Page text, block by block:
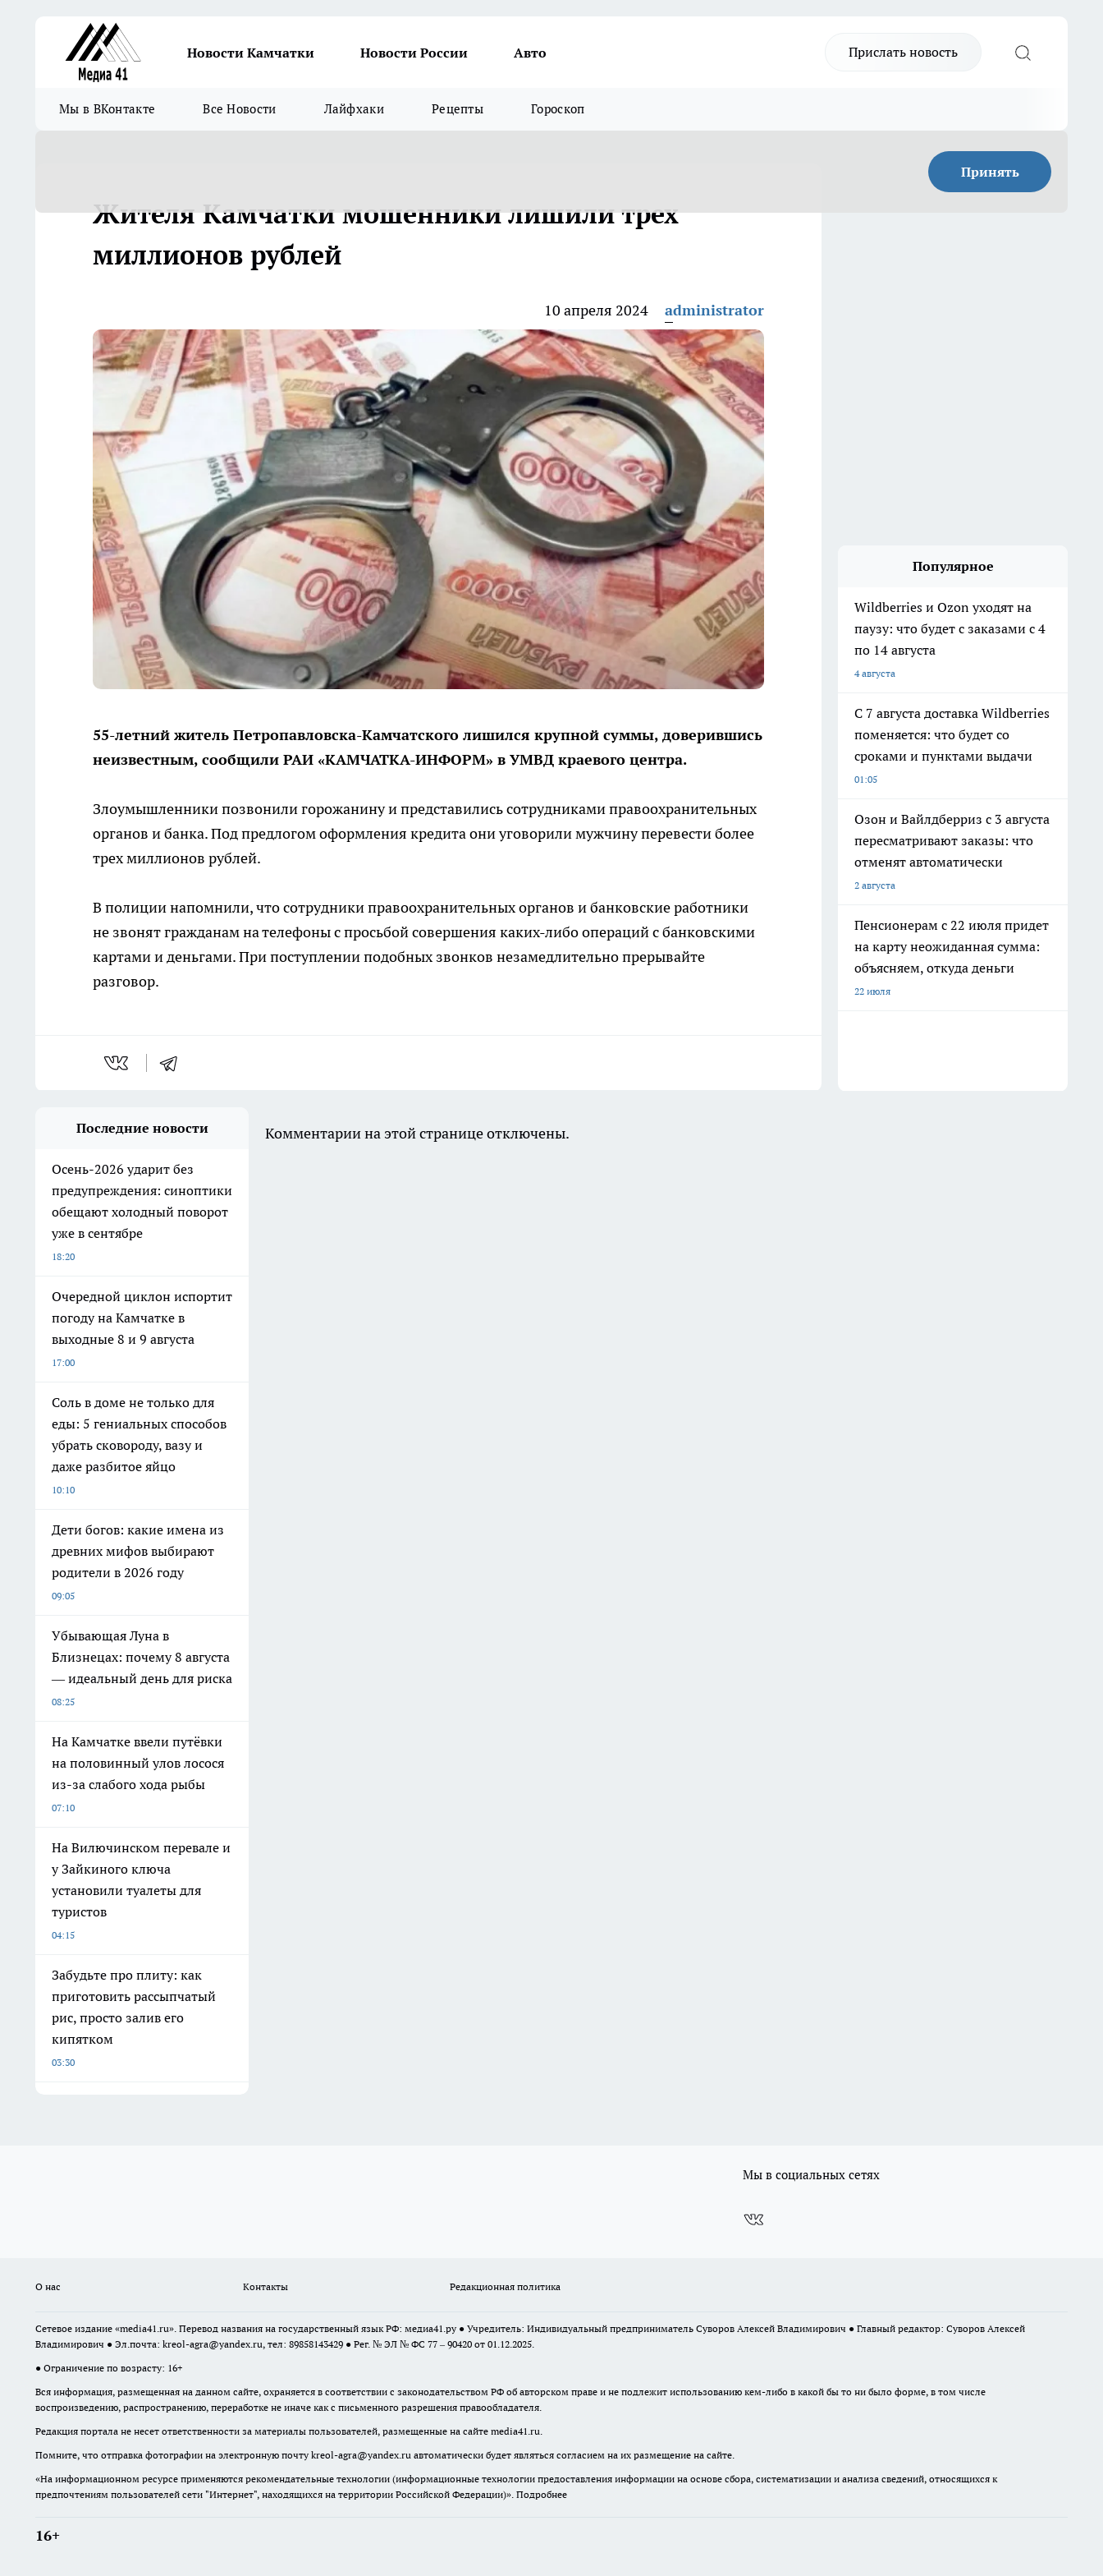
Новости Камчатки Новости России Авто Прислать новость
Мы в ВКонтакте Все Новости Лайфхаки Рецепты Гороскоп
Принять
Жителя Камчатки мошенники лишили трех
миллионов рублей
10 апреля 2024 administrator
55-летний житель Петропавловска-Камчатского лишился крупной суммы, доверившись
неизвестным, сообщили РАИ «КАМЧАТКА-ИНФОРМ» в УМВД краевого центра.
Злоумышленники позвонили горожанину и представились сотрудниками правоохранительных
органов и банка. Под предлогом оформления кредита они уговорили мужчину перевести более
трех миллионов рублей.
В полиции напомнили, что сотрудники правоохранительных органов и банковские работники
не звонят гражданам на телефоны с просьбой совершения каких-либо операций с банковскими
картами и деньгами. При поступлении подобных звонков незамедлительно прерывайте
разговор.
Популярное
Wildberries и Ozon уходят на
паузу: что будет с заказами с 4
по 14 августа
4 августа
С 7 августа доставка Wildberries
поменяется: что будет со
сроками и пунктами выдачи
01:05
Озон и Вайлдберриз с 3 августа
пересматривают заказы: что
отменят автоматически
2 августа
Пенсионерам с 22 июля придет
на карту неожиданная сумма:
объясняем, откуда деньги
22 июля
Последние новости
Осень-2026 ударит без
предупреждения: синоптики
обещают холодный поворот
уже в сентябре
18:20
Очередной циклон испортит
погоду на Камчатке в
выходные 8 и 9 августа
17:00
Соль в доме не только для
еды: 5 гениальных способов
убрать сковороду, вазу и
даже разбитое яйцо
10:10
Дети богов: какие имена из
древних мифов выбирают
родители в 2026 году
09:05
Убывающая Луна в
Близнецах: почему 8 августа
— идеальный день для риска
08:25
На Камчатке ввели путёвки
на половинный улов лосося
из-за слабого хода рыбы
07:10
На Вилючинском перевале и
у Зайкиного ключа
установили туалеты для
туристов
04:15
Забудьте про плиту: как
приготовить рассыпчатый
рис, просто залив его
кипятком
03:30
Комментарии на этой странице отключены.
Мы в социальных сетях
О нас Контакты Редакционная политика
Сетевое издание «media41.ru». Перевод названия на государственный язык РФ: медиа41.ру ● Учредитель: Индивидуальный предприниматель Суворов Алексей Владимирович ● Главный редактор: Суворов Алексей
Владимирович ● Эл.почта: kreol-agra@yandex.ru, тел: 89858143429 ● Рег. № ЭЛ № ФС 77 – 90420 от 01.12.2025.
● Ограничение по возрасту: 16+
Вся информация, размещенная на данном сайте, охраняется в соответствии с законодательством РФ об авторском праве и не подлежит использованию кем-либо в какой бы то ни было форме, в том числе
воспроизведению, распространению, переработке не иначе как с письменного разрешения правообладателя.
Редакция портала не несет ответственности за материалы пользователей, размещенные на сайте media41.ru.
Помните, что отправка фотографии на электронную почту kreol-agra@yandex.ru автоматически будет являться согласием на их размещение на сайте.
«На информационном ресурсе применяются рекомендательные технологии (информационные технологии предоставления информации на основе сбора, систематизации и анализа сведений, относящихся к
предпочтениям пользователей сети "Интернет", находящихся на территории Российской Федерации)». Подробнее
16+